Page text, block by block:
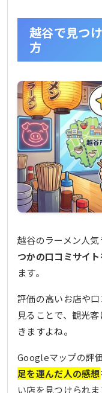
越谷で見つ
方
越谷のラーメン人気
つかの口コミサイ
ます。
評価の高いお店や
見ることで、観光
きますよね。
Googleマップの評
足を運んだ人の感想
い店を見つけられま